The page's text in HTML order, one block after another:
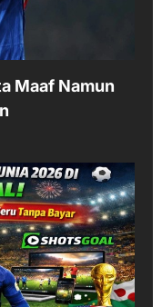
Maaf Namun